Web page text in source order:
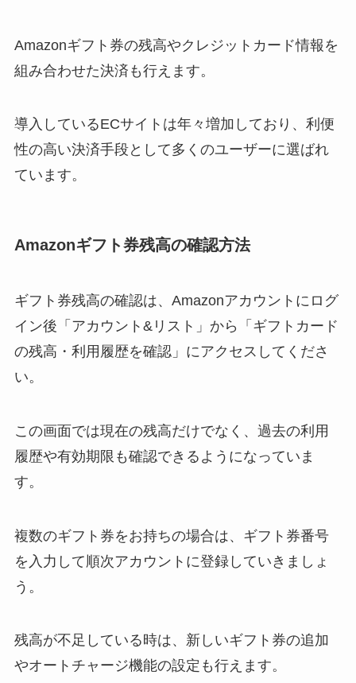
Amazonギフト券の残高やクレジットカード情報を
組み合わせた決済も行えます。
導入しているECサイトは年々増加しており、利便
性の高い決済手段として多くのユーザーに選ばれ
ています。
Amazonギフト券残高の確認方法
ギフト券残高の確認は、Amazonアカウントにログ
イン後「アカウント&リスト」から「ギフトカード
の残高・利用履歴を確認」にアクセスしてくださ
い。
この画面では現在の残高だけでなく、過去の利用
履歴や有効期限も確認できるようになっていま
す。
複数のギフト券をお持ちの場合は、ギフト券番号
を入力して順次アカウントに登録していきましょ
う。
残高が不足している時は、新しいギフト券の追加
やオートチャージ機能の設定も行えます。